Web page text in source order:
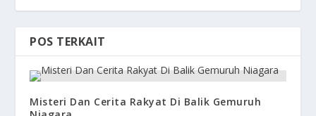
POS TERKAIT
Misteri Dan Cerita Rakyat Di Balik Gemuruh